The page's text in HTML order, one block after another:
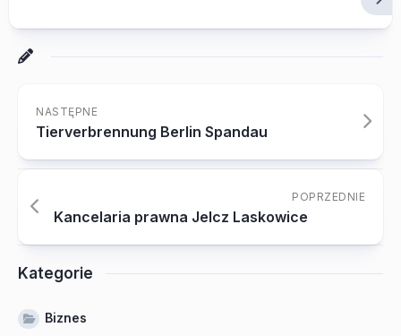
NASTĘPNE
Tierverbrennung Berlin Spandau
POPRZEDNIE
Kancelaria prawna Jelcz Laskowice
Kategorie
Biznes